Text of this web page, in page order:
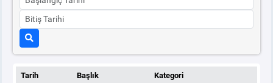
TEMİNAT
BÜLTENLER
Tarih Başlık
Kategori